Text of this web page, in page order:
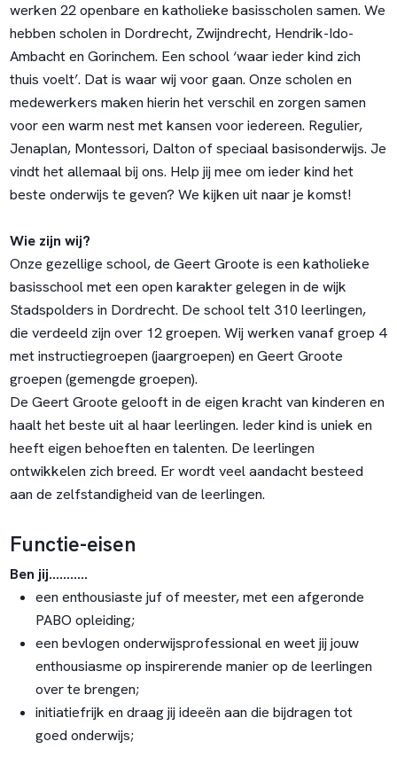
werken 22 openbare en katholieke basisscholen samen. We
hebben scholen in Dordrecht, Zwijndrecht, Hendrik-Ido-
Ambacht en Gorinchem. Een school ‘waar ieder kind zich
thuis voelt’. Dat is waar wij voor gaan. Onze scholen en
medewerkers maken hierin het verschil en zorgen samen
voor een warm nest met kansen voor iedereen. Regulier,
Jenaplan, Montessori, Dalton of speciaal basisonderwijs. Je
vindt het allemaal bij ons. Help jij mee om ieder kind het
beste onderwijs te geven? We kijken uit naar je komst!
Wie zijn wij?
Onze gezellige school, de Geert Groote is een katholieke
basisschool met een open karakter gelegen in de wijk
Stadspolders in Dordrecht. De school telt 310 leerlingen,
die verdeeld zijn over 12 groepen. Wij werken vanaf groep 4
met instructiegroepen (jaargroepen) en Geert Groote
groepen (gemengde groepen).
De Geert Groote gelooft in de eigen kracht van kinderen en
haalt het beste uit al haar leerlingen. Ieder kind is uniek en
heeft eigen behoeften en talenten. De leerlingen
ontwikkelen zich breed. Er wordt veel aandacht besteed
aan de zelfstandigheid van de leerlingen.
Functie-eisen
Ben jij...........
een enthousiaste juf of meester, met een afgeronde
PABO opleiding;
een bevlogen onderwijsprofessional en weet jij jouw
enthousiasme op inspirerende manier op de leerlingen
over te brengen;
initiatiefrijk en draag jij ideeën aan die bijdragen tot
goed onderwijs;